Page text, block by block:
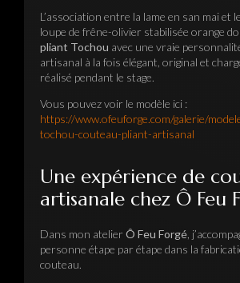
L’association entre la lame en san mai et
loupe de frêne-olivier stabilisée orange
pliant Tochou avec une vraie
artisanal à la fois élégant, original et
réalisé pendant le stage.
Vous pouvez voir le modèle ici :
https://www.ofeuforge.com/galerie/
tochou-couteau-pliant-artisanal
Une expérience de
artisanale chez Ô Feu
Dans mon atelier Ô Feu Forgé ,
personne étape par étape dans la
couteau.